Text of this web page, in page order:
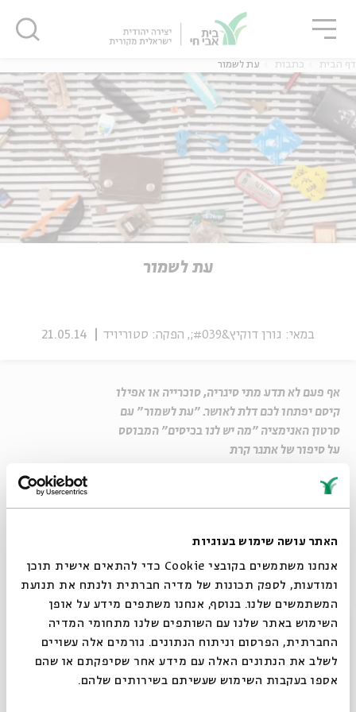
האתר עושה שימוש בעוגיות
אנחנו משתמשים בקובצי Cookie כדי להתאים אישית תוכן
ומודעות, לספק תכונות של מדיה חברתית ולנתח את תנועת
המשתמשים שלנו. בנוסף, אנחנו משתפים מידע על אופן
השימוש באתר שלנו עם השותפים שלנו מתחומי המדיה
החברתית, הפרסום וניתוח הנתונים. גורמים אלה עשויים
לשלב את הנתונים האלה עם מידע אחר שסיפקתם או שהם
אספו בעקבות השימוש שעשיתם בשירותים שלהם.
אנגלית נוער
אנגלית
דף הבית כתבות עת לשמור
עת לשמור
במאי: גורן דוקיץ&#039;, הפקה: סטוריויד 21.05.14
אף פעם לא תדע מתי סיגריה, סוכרייה או אפילו
קיסם יפתחו לכם דלת לאושר. "עת לשמור" עם
סרטון האנימציה "מה יש לנו בכיסים" המבוסס
על סיפור של אתגר קרת
שיתוף
הפקה: סטוריויד, מיסודם של אתגר קרת ודב אלפון
רות דולורס וייס חושבת ש"עת להשליך"
הצטרפו לדף הפייסבוק של בית אבי חי
תגיות: שבועות אתגר קרת עיתים לכל זמן לכל עת עת לשמור
מה יש לנו בכיסים
סגור
סגור